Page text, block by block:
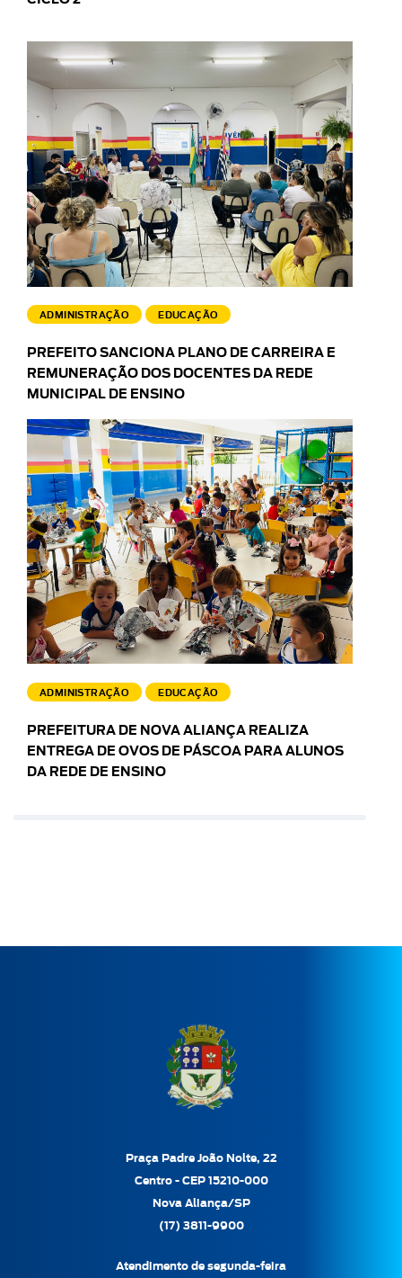
ADMINISTRAÇÃO EDUCAÇÃO
PREFEITO SANCIONA PLANO DE CARREIRA E
REMUNERAÇÃO DOS DOCENTES DA REDE
MUNICIPAL DE ENSINO
ADMINISTRAÇÃO EDUCAÇÃO
PREFEITURA DE NOVA ALIANÇA REALIZA
ENTREGA DE OVOS DE PÁSCOA PARA ALUNOS
DA REDE DE ENSINO
Praça Padre João Nolte, 22
Centro - CEP 15210-000
Nova Aliança/SP
(17) 3811-9900
Atendimento de segunda-feira